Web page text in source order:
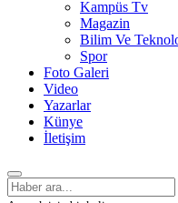
Kampüs Tv
Magazin
Bilim Ve
Spor
Foto Galeri
Video
Yazarlar
Künye
İletişim